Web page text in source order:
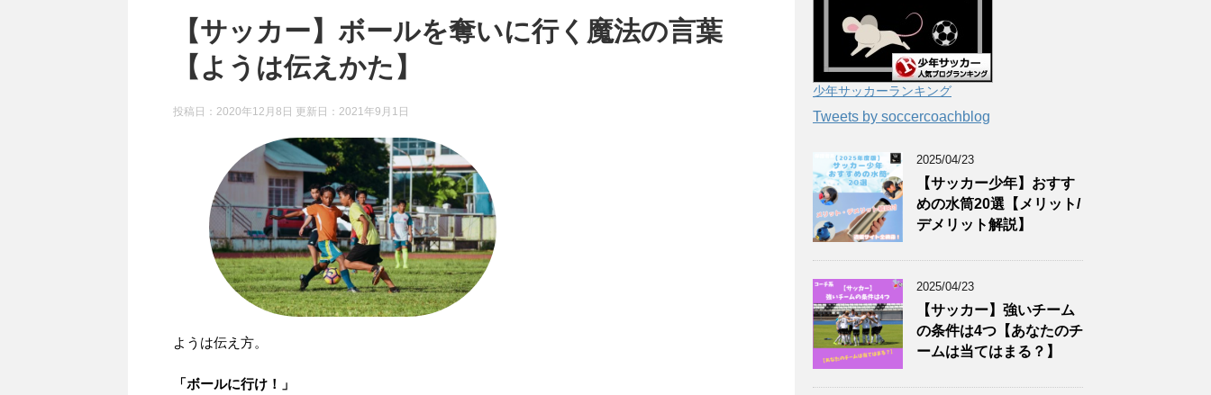
【サッカー】ボールを奪いに行く魔法の言葉
【ようは伝えかた】
投稿日：2020年12月8日 更新日： 2021年9月1日
ようは伝え方。
「ボールに行け！」
少年サッカーランキング
Tweets by soccercoachblog
2025/04/23
【サッカー少年】おすす
めの水筒20選【メリット/
デメリット解説】
2025/04/23
【サッカー】強いチーム
の条件は4つ【あなたのチ
ームは当てはまる？】